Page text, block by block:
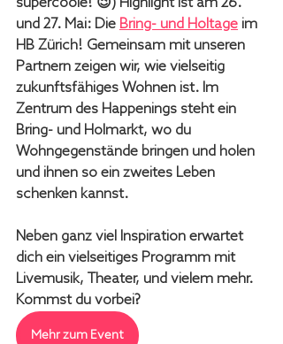
und 27. Mai: Die Bring- und Holtage im
HB Zürich! Gemeinsam mit unseren
Partnern zeigen wir, wie vielseitig
zukunftsfähiges Wohnen ist. Im
Zentrum des Happenings steht ein
Bring- und Holmarkt, wo du
Wohngegenstände bringen und holen
und ihnen so ein zweites Leben
schenken kannst.
Neben ganz viel Inspiration erwartet
dich ein vielseitiges Programm mit
Livemusik, Theater, und vielem mehr.
Kommst du vorbei?
Mehr zum Event